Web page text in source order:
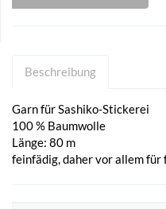
Beschreibung
Garn für Sashiko-Stickerei
100 % Baumwolle
Länge: 80 m
feinfädig, daher vor allem